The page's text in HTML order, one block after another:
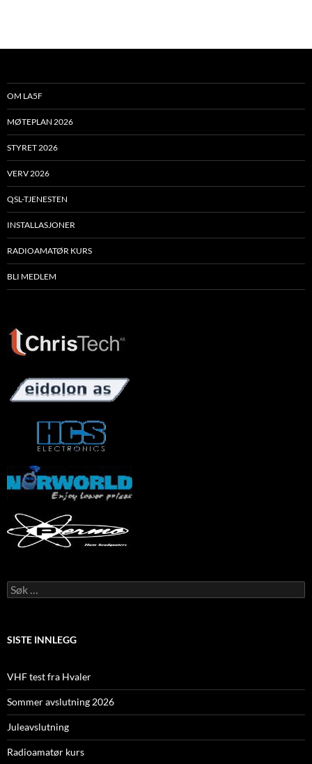
OM LA5F
MØTEPLAN 2026
STYRET 2026
VERV 2026
QSL-TJENESTEN
INSTALLASJONER
RADIOAMATØR KURS
BLI MEDLEM
S
ø
t
r
:
SISTE INNLEGG
VHF test fra Hvaler
Sommer avslutning 2026
Juleavslutning
Radioamatør kurs